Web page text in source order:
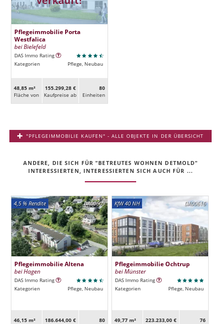
Pflegeimmobilie Porta
Westfalica
bei Bielefeld
DAS Immo Rating
Kategorien
Pflege, Neubau
48,85 m²
Fläche von
155.299,28 €
Kaufpreise ab
80
Ein­heiten
"PFLEGEIMMOBILIE KAUFEN" - ALLE OBJEKTE IN DER ÜBERSICHT
ANDERE, DIE SICH FÜR "BETREUTES WOHNEN DETMOLD"
INTERESSIERTEN, INTERESSIERTEN SICH AUCH FÜR ...
DA00609
4,5 % Rendite
Pflegeimmobilie Altena
bei Hagen
DAS Immo Rating
Kategorien
Pflege, Neubau
46,15 m²
186.644,00 €
80
DA00616
KfW 40 NH
Pflegeimmobilie Ochtrup
bei Münster
DAS Immo Rating
Kategorien
Pflege, Neubau
49,77 m²
223.233,00 €
76